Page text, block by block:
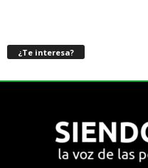
¿Te interesa?